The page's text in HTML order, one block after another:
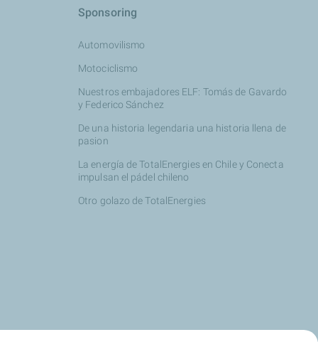
Sponsoring
Automovilismo
Motociclismo
Nuestros embajadores ELF: Tomás de Gavardo
y Federico Sánchez
De una historia legendaria una historia llena de
pasion
La energía de TotalEnergies en Chile y Conecta
impulsan el pádel chileno
Otro golazo de TotalEnergies